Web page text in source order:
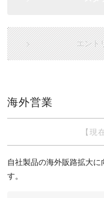
エント
海外営業
【現
自社製品の海外販路拡大
す。